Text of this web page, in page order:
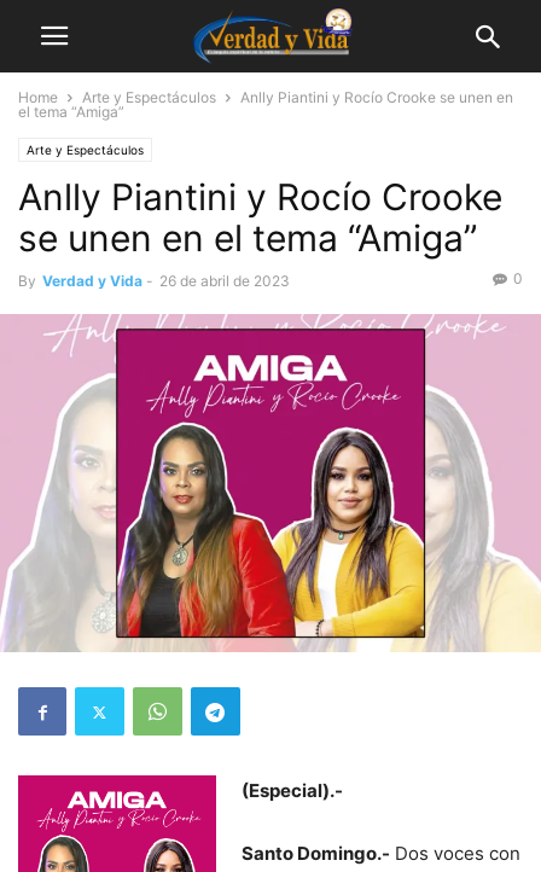
Home Arte y Espectáculos
Anlly Piantini y Rocío Crooke se unen en
el tema “Amiga”
Arte y Espectáculos
Anlly Piantini y Rocío Crooke
se unen en el tema “Amiga”
By Verdad y Vida - 26 de abril de 2023 0
(Especial).-
Santo Domingo.- Dos voces con